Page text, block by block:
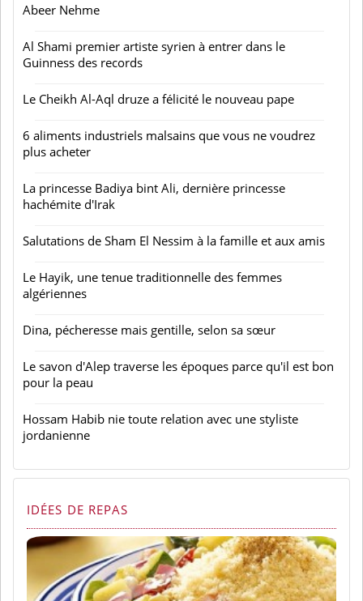
Abeer Nehme
Al Shami premier artiste syrien à entrer dans le
Guinness des records
Le Cheikh Al-Aql druze a félicité le nouveau pape
6 aliments industriels malsains que vous ne voudrez
plus acheter
La princesse Badiya bint Ali, dernière princesse
hachémite d'Irak
Salutations de Sham El Nessim à la famille et aux amis
Le Hayik, une tenue traditionnelle des femmes
algériennes
Dina, pécheresse mais gentille, selon sa sœur
Le savon d'Alep traverse les époques parce qu'il est bon
pour la peau
Hossam Habib nie toute relation avec une styliste
jordanienne
IDÉES DE REPAS